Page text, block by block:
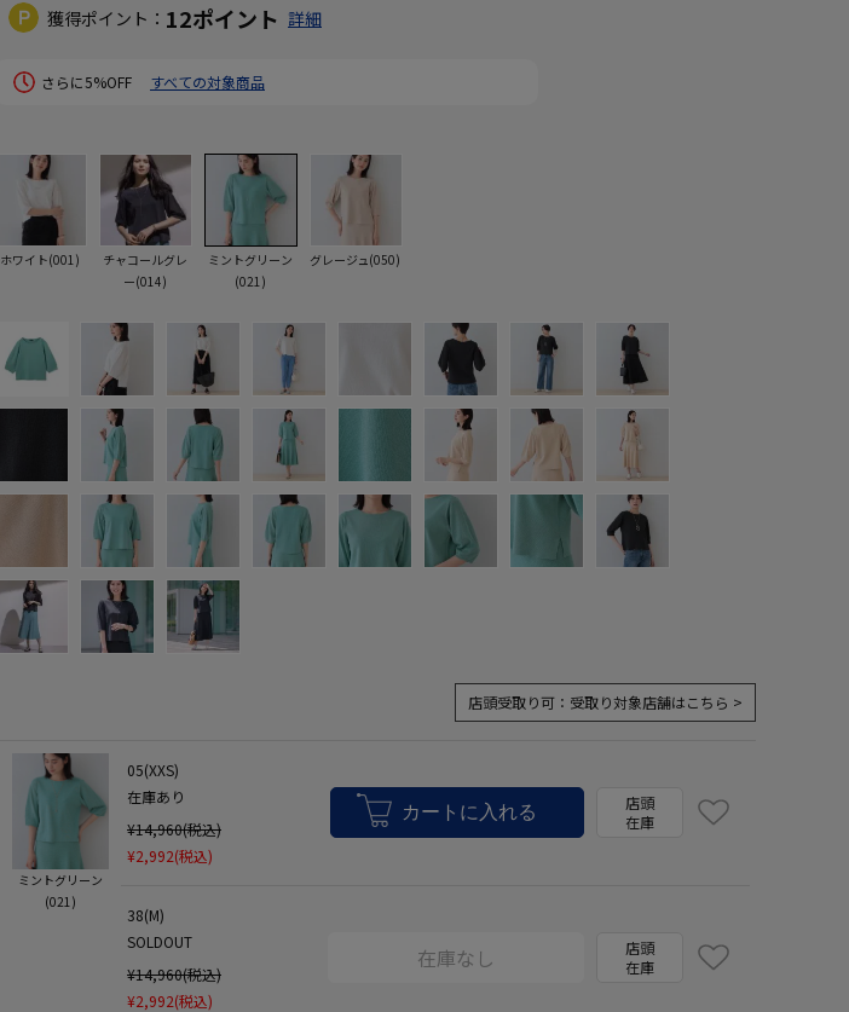
獲得ポイント： 12ポイント 詳細
さらに5%OFF すべての対象商品
ホワイト(001)
チャコールグレ
ー(014)
ミントグリーン
(021)
グレージュ(050)
店頭受取り可： 受取り対象店舗はこちら >
ミントグリーン
(021)
05(XXS)
在庫あり
¥14,960(税込)
¥2,992(税込)
店頭
在庫
38(M)
SOLDOUT
¥14,960(税込)
¥2,992(税込)
在庫なし
店頭
在庫